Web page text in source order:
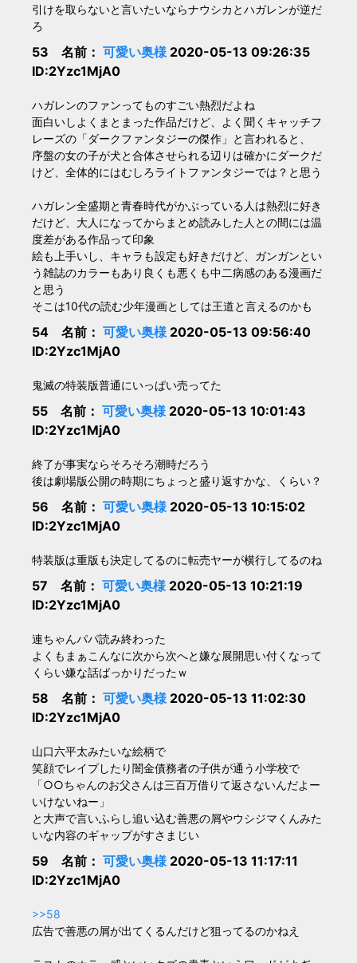
引けを取らないと言いたいならナウシカとハガレンが逆だ
ろ
53 名前： 可愛い奥様2020-05-13 09:26:35
ID:2Yzc1MjA0
ハガレンのファンってものすごい熱烈だよね
面白いしよくまとまった作品だけど、よく聞くキャッチフ
レーズの「ダークファンタジーの傑作」と言われると、
序盤の女の子が犬と合体させられる辺りは確かにダークだ
けど、全体的にはむしろライトファンタジーでは？と思う
ハガレン全盛期と青春時代がかぶっている人は熱烈に好き
だけど、大人になってからまとめ読みした人との間には温
度差がある作品って印象
絵も上手いし、キャラも設定も好きだけど、ガンガンとい
う雑誌のカラーもあり良くも悪くも中二病感のある漫画だ
と思う
そこは10代の読む少年漫画としては王道と言えるのかも
54 名前： 可愛い奥様2020-05-13 09:56:40
ID:2Yzc1MjA0
鬼滅の特装版普通にいっぱい売ってた
55 名前： 可愛い奥様2020-05-13 10:01:43
ID:2Yzc1MjA0
終了が事実ならそろそろ潮時だろう
後は劇場版公開の時期にちょっと盛り返すかな、くらい？
56 名前： 可愛い奥様2020-05-13 10:15:02
ID:2Yzc1MjA0
特装版は重版も決定してるのに転売ヤーが横行してるのね
57 名前： 可愛い奥様2020-05-13 10:21:19
ID:2Yzc1MjA0
連ちゃんパパ読み終わった
よくもまぁこんなに次から次へと嫌な展開思い付くなって
くらい嫌な話ばっかりだったｗ
58 名前： 可愛い奥様2020-05-13 11:02:30
ID:2Yzc1MjA0
山口六平太みたいな絵柄で
笑顔でレイプしたり闇金債務者の子供が通う小学校で
「○○ちゃんのお父さんは三百万借りて返さないんだよー
いけないねー」
と大声で言いふらし追い込む善悪の屑やウシジマくんみた
いな内容のギャップがすさまじい
59 名前： 可愛い奥様2020-05-13 11:17:11
ID:2Yzc1MjA0
>>58
広告で善悪の屑が出てくるんだけど狙ってるのかねえ